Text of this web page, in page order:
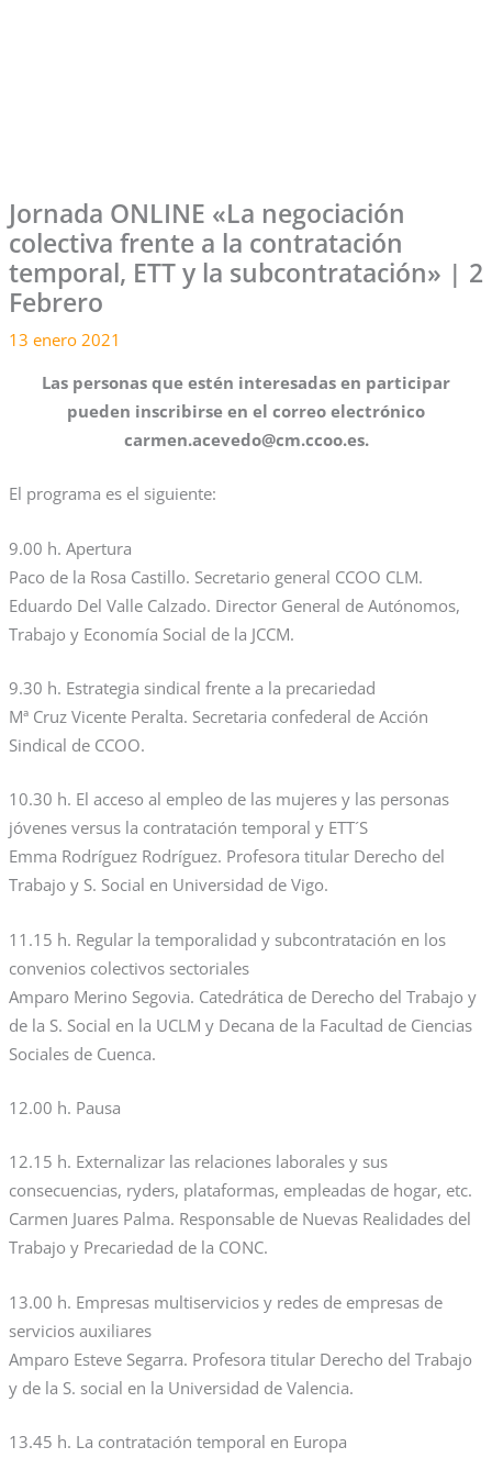
Jornada ONLINE «La negociación
colectiva frente a la contratación
temporal, ETT y la subcontratación» | 2
Febrero
13 enero 2021
Las personas que estén interesadas en participar
pueden inscribirse en el correo electrónico
carmen.acevedo@cm.ccoo.es.
El programa es el siguiente:
9.00 h. Apertura
Paco de la Rosa Castillo. Secretario general CCOO CLM.
Eduardo Del Valle Calzado. Director General de Autónomos,
Trabajo y Economía Social de la JCCM.
9.30 h. Estrategia sindical frente a la precariedad
Mª Cruz Vicente Peralta. Secretaria confederal de Acción
Sindical de CCOO.
10.30 h. El acceso al empleo de las mujeres y las personas
jóvenes versus la contratación temporal y ETT´S
Emma Rodríguez Rodríguez. Profesora titular Derecho del
Trabajo y S. Social en Universidad de Vigo.
11.15 h. Regular la temporalidad y subcontratación en los
convenios colectivos sectoriales
Amparo Merino Segovia. Catedrática de Derecho del Trabajo y
de la S. Social en la UCLM y Decana de la Facultad de Ciencias
Sociales de Cuenca.
12.00 h. Pausa
12.15 h. Externalizar las relaciones laborales y sus
consecuencias, ryders, plataformas, empleadas de hogar, etc.
Carmen Juares Palma. Responsable de Nuevas Realidades del
Trabajo y Precariedad de la CONC.
13.00 h. Empresas multiservicios y redes de empresas de
servicios auxiliares
Amparo Esteve Segarra. Profesora titular Derecho del Trabajo
y de la S. social en la Universidad de Valencia.
13.45 h. La contratación temporal en Europa